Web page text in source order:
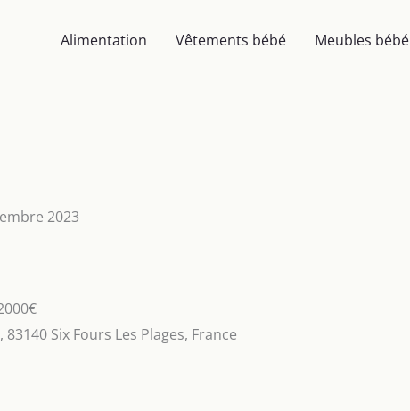
Alimentation Vêtements bébé Meubles bébé
2023
Six Fours Les Plages, France